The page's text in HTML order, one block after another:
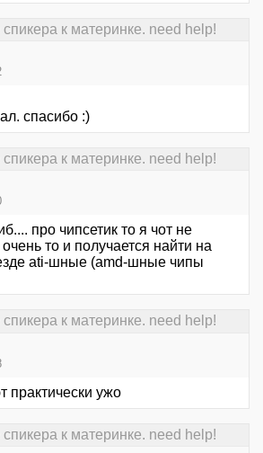
к материнке. need help!
спасибо :)
к материнке. need help!
про чипсетик то я чот не
то и получается найти на
ati-шные (amd-шные чипы
к материнке. need help!
практически ужо
к материнке. need help!